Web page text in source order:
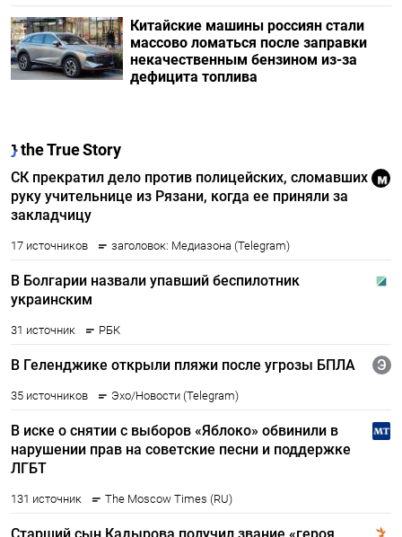
Китайские машины россиян стали
массово ломаться после заправки
некачественным бензином из-за
дефицита топлива